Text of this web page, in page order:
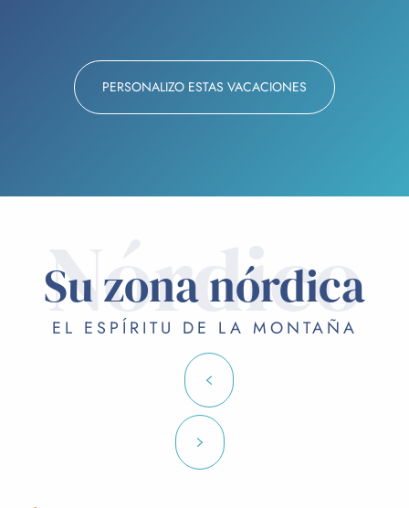
PERSONALIZO ESTAS VACACIONES
Nórdico
Su zona nórdica
EL ESPÍRITU DE LA MONTAÑA